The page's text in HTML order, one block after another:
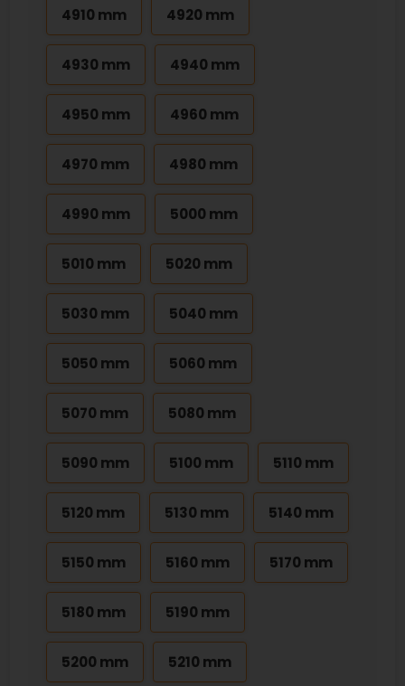
4910 mm 4920 mm
4930 mm 4940 mm
4950 mm 4960 mm
4970 mm 4980 mm
4990 mm 5000 mm
5010 mm 5020 mm
5030 mm 5040 mm
5050 mm 5060 mm
5070 mm 5080 mm
5090 mm 5100 mm 5110 mm
5120 mm 5130 mm 5140 mm
5150 mm 5160 mm 5170 mm
5180 mm 5190 mm
5200 mm 5210 mm